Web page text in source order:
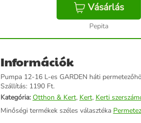
Vásárlás
Pepita
Információk
Pumpa 12-16 L-es GARDEN háti
Szállítás: 1190 Ft.
Kategória: Otthon & Kert, Kert, Kerti
Minőségi termékek széles választéka